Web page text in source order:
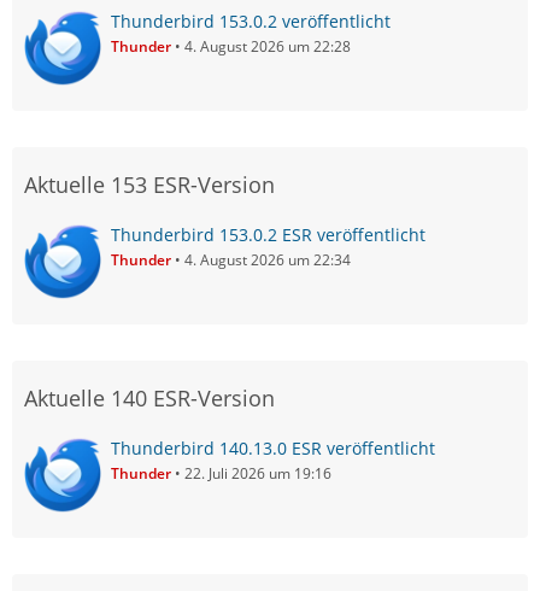
Thunderbird 153.0.2 veröffentlicht
Thunder 4. August 2026 um 22:28
Aktuelle 153 ESR-Version
Thunderbird 153.0.2 ESR veröffentlicht
Thunder 4. August 2026 um 22:34
Aktuelle 140 ESR-Version
Thunderbird 140.13.0 ESR veröffentlicht
Thunder 22. Juli 2026 um 19:16